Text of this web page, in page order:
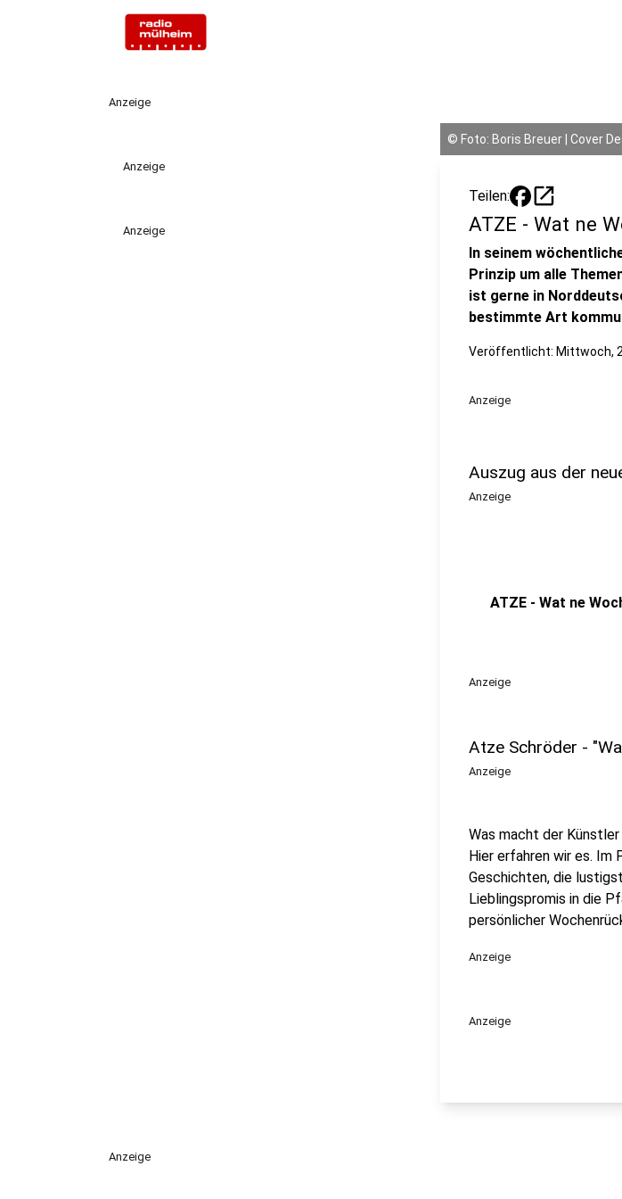
Anzeige
Anzeige
Anzeige
© Foto: Boris Breuer | Cover
Teilen: open_in_new
ATZE - Wat ne
In seinem
Prinzip um alle
ist gerne in
bestimmte Art
Veröffentlicht: Mittwoch,
Anzeige
Auszug aus der
Anzeige
ATZE - Wat ne
Anzeige
Atze Schröder -
Anzeige
Was macht der
Hier erfahren wir es. Im
Geschichten, die
Lieblingspromis in die
persönlicher
Anzeige
Anzeige
Anzeige